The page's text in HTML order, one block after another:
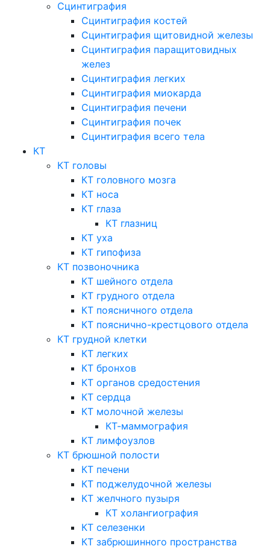
Сцинтиграфия
Сцинтиграфия костей
Сцинтиграфия щитовидной железы
Сцинтиграфия паращитовидных
желез
Сцинтиграфия легких
Сцинтиграфия миокарда
Сцинтиграфия печени
Сцинтиграфия почек
Сцинтиграфия всего тела
КТ
КТ головы
КТ головного мозга
КТ носа
КТ глаза
КТ глазниц
КТ уха
КТ гипофиза
КТ позвоночника
КТ шейного отдела
КТ грудного отдела
КТ поясничного отдела
КТ пояснично-крестцового отдела
КТ грудной клетки
КТ легких
КТ бронхов
КТ органов средостения
КТ сердца
КТ молочной железы
КТ-маммография
КТ лимфоузлов
КТ брюшной полости
КТ печени
КТ поджелудочной железы
КТ желчного пузыря
КТ холангиография
КТ селезенки
КТ забрюшинного пространства